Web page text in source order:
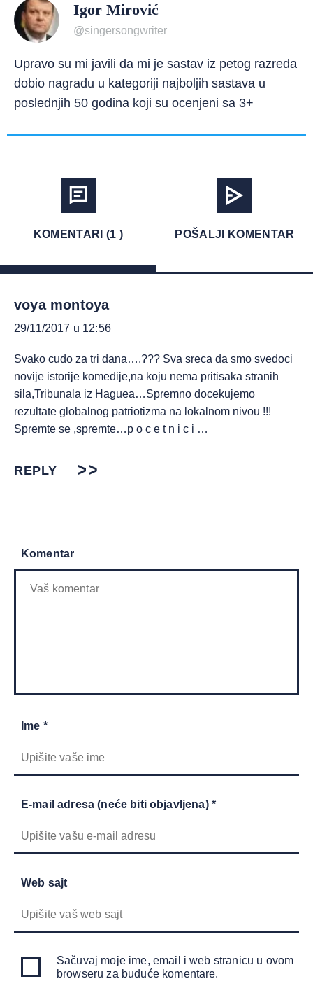
Igor Mirović
@singersongwriter
Upravo su mi javili da mi je sastav iz petog razreda
dobio nagradu u kategoriji najboljih sastava u
poslednjih 50 godina koji su ocenjeni sa 3+
KOMENTARI (1 ) POŠALJI KOMENTAR
voya montoya
29/11/2017 u 12:56
Svako cudo za tri dana….??? Sva sreca da smo svedoci
novije istorije komedije,na koju nema pritisaka stranih
sila,Tribunala iz Haguea…Spremno docekujemo
rezultate globalnog patriotizma na lokalnom nivou !!!
Spremte se ,spremte…p o c e t n i c i …
REPLY
Komentar
Ime *
E-mail adresa (neće biti objavljena) *
Web sajt
Sačuvaj moje ime, email i web stranicu u ovom
browseru za buduće komentare.